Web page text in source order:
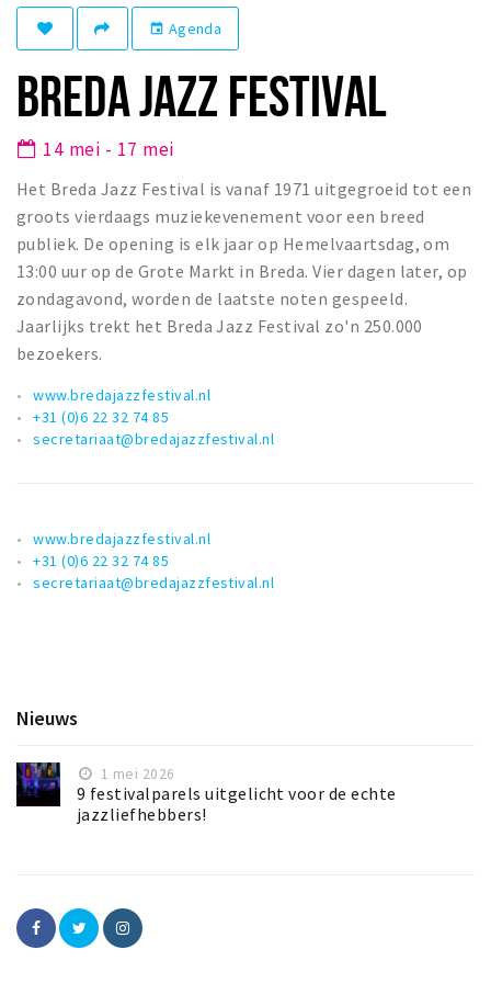
Winkelgebieden
Bezienswaardigheden
Musea, theaters & podia
Uitjes & activiteiten
Toeristische routes
Natuurgebieden
Baroniepoorten
Sport
Privacy
Inloggen
event Agenda
BREDA JAZZ FESTIVAL
14 mei - 17 mei
Het Breda Jazz Festival is vanaf 1971 uitgegroeid tot een
groots vierdaags muziekevenement voor een breed
publiek. De opening is elk jaar op Hemelvaartsdag, om
13:00 uur op de Grote Markt in Breda. Vier dagen later, op
zondagavond, worden de laatste noten gespeeld.
Jaarlijks trekt het Breda Jazz Festival zo'n 250.000
bezoekers.
www.bredajazzfestival.nl
+31 (0)6 22 32 74 85
secretariaat@bredajazzfestival.nl
www.bredajazzfestival.nl
+31 (0)6 22 32 74 85
secretariaat@bredajazzfestival.nl
Nieuws
1 mei 2026
9 festivalparels uitgelicht voor de echte
jazzliefhebbers!